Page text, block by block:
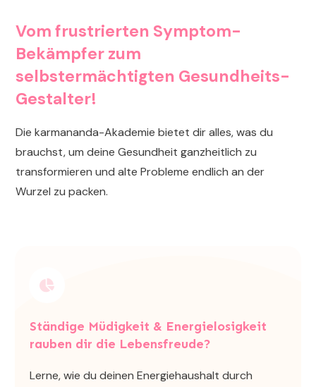
Vom frustrierten Symptom-
Bekämpfer zum
selbstermächtigten Gesundheits-
Gestalter!
Die karmananda-Akademie bietet dir alles, was du
brauchst, um deine Gesundheit ganzheitlich zu
transformieren und alte Probleme endlich an der
Wurzel zu packen.
Ständige Müdigkeit & Energielosigkeit
rauben dir die Lebensfreude?
Lerne, wie du deinen Energiehaushalt durch